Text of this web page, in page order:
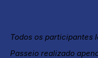
Todos os participantes
Passeio realizado